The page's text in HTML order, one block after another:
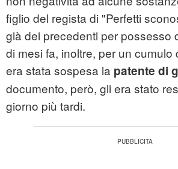
figlio del regista di "Perfetti
già dei precedenti per possesso
di mesi fa, inoltre, per un cumulo
era stata sospesa la patente di
documento, però, gli era stato
giorno più tardi.